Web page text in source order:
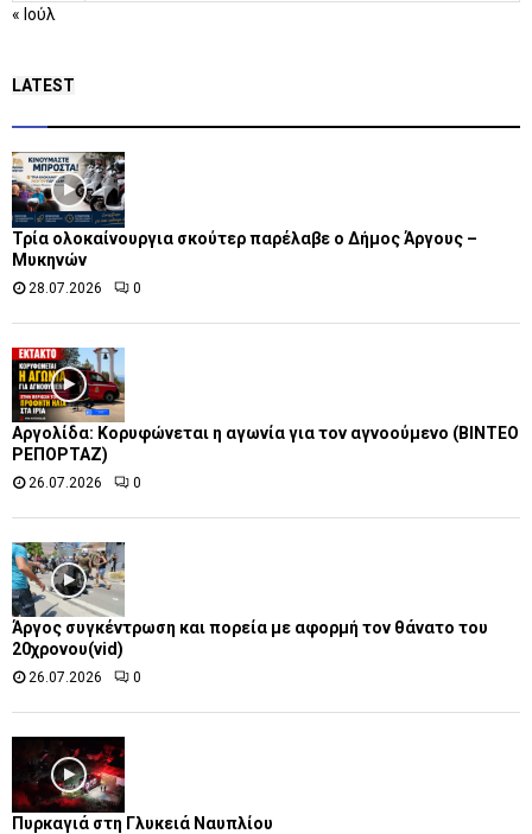
« Ιούλ
LATEST
Τρία ολοκαίνουργια σκούτερ παρέλαβε o Δήμος Άργους –
Μυκηνών
28.07.2026 0
Αργολίδα: Κορυφώνεται η αγωνία για τον αγνοούμενο (ΒΙΝΤΕΟ
ΡΕΠΟΡΤΑΖ)
26.07.2026 0
Άργος συγκέντρωση και πορεία με αφορμή τον θάνατο του
20χρονου(vid)
26.07.2026 0
Πυρκαγιά στη Γλυκειά Ναυπλίου